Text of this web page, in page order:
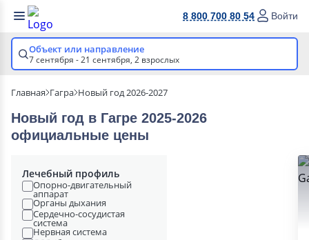
8 800 700 80 54 Войти
Объект или направление
7 сентября - 21 сентября, 2 взрослых
Главная Гагра Новый год 2026-2027
Новый год в Гагре 2025-2026
официальные цены
Лечебный профиль
Опорно-двигательный
аппарат
Органы дыхания
Сердечно-сосудистая
система
Нервная система